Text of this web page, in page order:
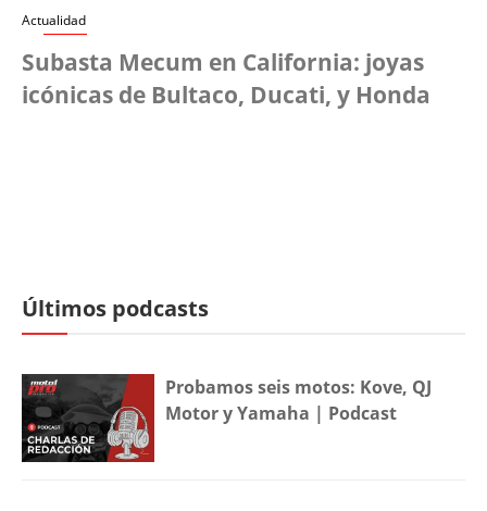
Actualidad
Subasta Mecum en California: joyas
icónicas de Bultaco, Ducati, y Honda
Últimos podcasts
Probamos seis motos: Kove, QJ
Motor y Yamaha | Podcast